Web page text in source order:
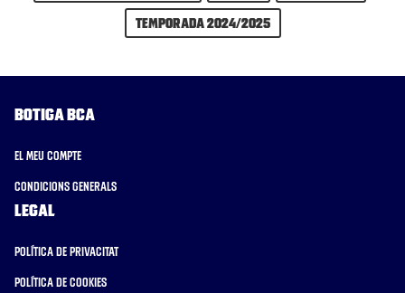
Temporada 2024/2025
Botiga BCA
El meu compte
Condicions generals
Legal
Política de privacitat
Política de cookies